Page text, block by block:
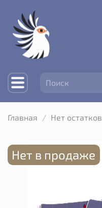
Главная Нет остатков
Нет в продаже